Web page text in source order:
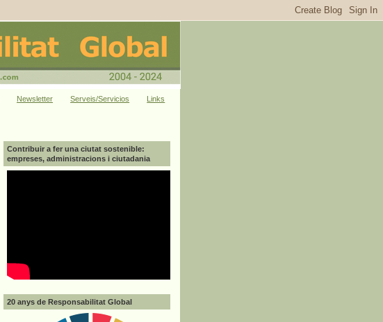
Newsletter Serveis/Servicios Links
Contribuir a fer una ciutat sostenible:
empreses, administracions i ciutadania
20 anys de Responsabilitat Global